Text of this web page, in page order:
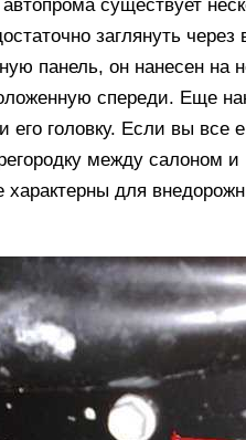
существует
заглянуть через
панель, он нанесен на
спереди. Еще
его головку. Если вы
между салоном
характерны для